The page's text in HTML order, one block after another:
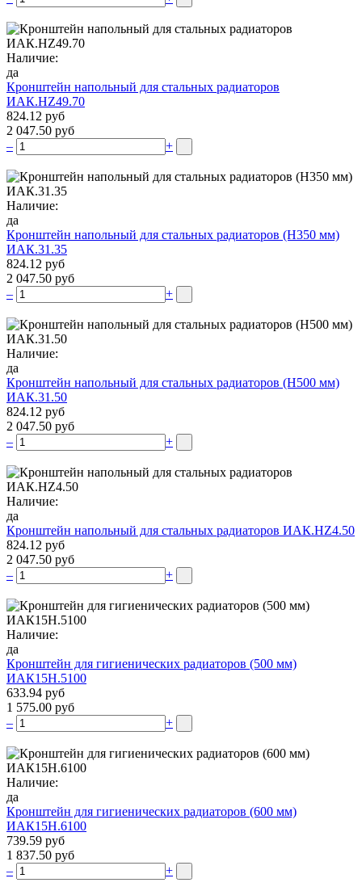
Наличие:
да
Кронштейн напольный для стальных радиаторов
ИАК.НZ49.70
824.12 руб
2 047.50 руб
–
+
Наличие:
да
Кронштейн напольный для стальных радиаторов (Н350 мм)
ИАК.31.35
824.12 руб
2 047.50 руб
–
+
Наличие:
да
Кронштейн напольный для стальных радиаторов (Н500 мм)
ИАК.31.50
824.12 руб
2 047.50 руб
–
+
Наличие:
да
Кронштейн напольный для стальных радиаторов ИАК.НZ4.50
824.12 руб
2 047.50 руб
–
+
Наличие:
да
Кронштейн для гигиенических радиаторов (500 мм)
ИАК15Н.5100
633.94 руб
1 575.00 руб
–
+
Наличие:
да
Кронштейн для гигиенических радиаторов (600 мм)
ИАК15Н.6100
739.59 руб
1 837.50 руб
–
+